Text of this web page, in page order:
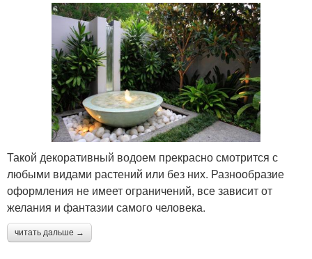
Фонтан из камней Декоративный фонтан
Фонтан для сада
Фонтан на дачном
участке
Садовый фонтан
Такой декоративный водоем прекрасно смотрится с
любыми видами растений или без них. Разнообразие
оформления не имеет ограничений, все зависит от
желания и фантазии самого человека.
читать дальше →